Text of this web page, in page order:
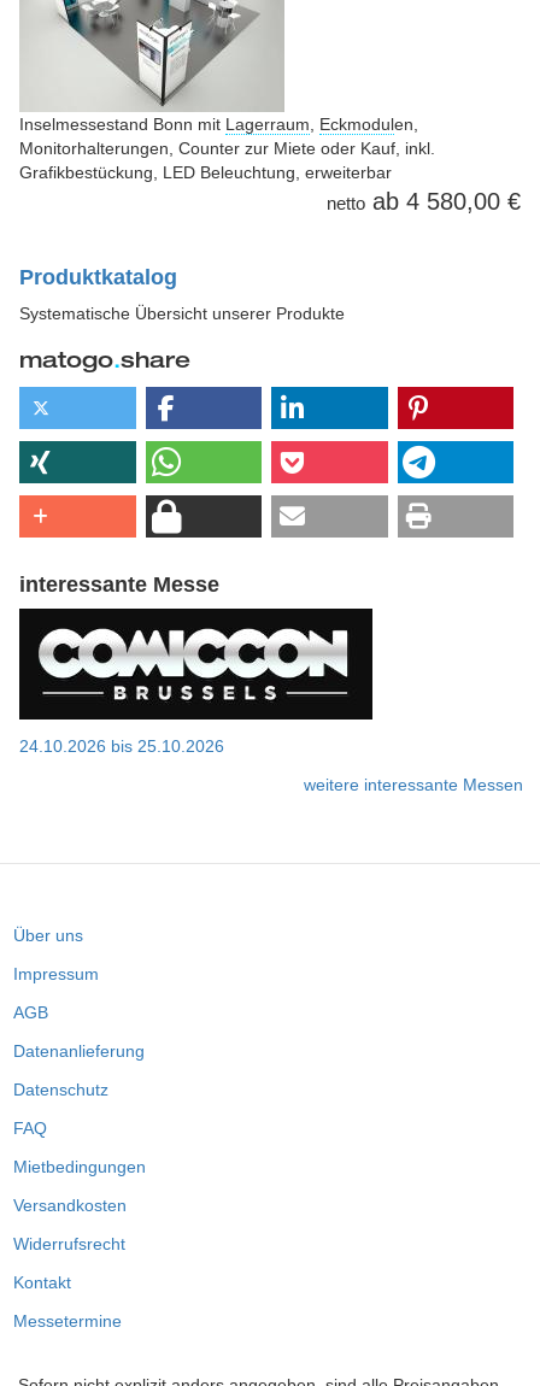
Inselmessestand Bonn mit Lagerraum Eckmodulen,
Monitorhalterungen, Counter zur Miete oder Kauf, inkl.
Grafikbestückung, LED Beleuchtung, erweiterbar
netto 4 580,00 €
Produktkatalog
Systematische Übersicht unserer Produkte
matogo.share
interessante Messe
24.10.2026 bis 25.10.2026
weitere interessante Messen
Über uns
Impressum
AGB
Datenanlieferung
Datenschutz
FAQ
Mietbedingungen
Versandkosten
Widerrufsrecht
Kontakt
Messetermine